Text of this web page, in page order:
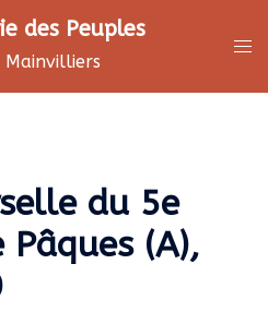
des Peuples
Mainvilliers
du 5e
(A),